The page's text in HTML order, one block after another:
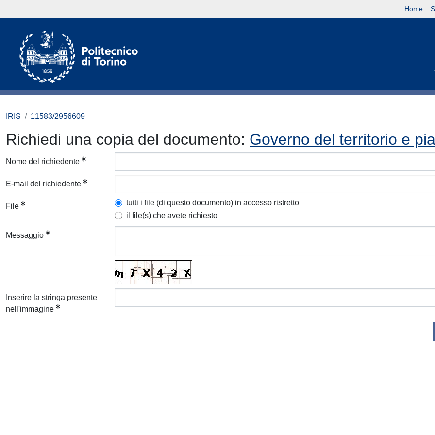
Home
IRIS 11583/2956609
Richiedi una copia del documento: Governo del territorio e
Nome del richiedente
E-mail del richiedente
File
tutti i file (di questo documento) in accesso ristretto
il file(s) che avete richiesto
Messaggio
Inserire la stringa presente
nell'immagine